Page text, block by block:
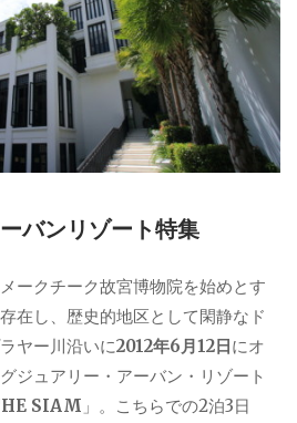
バンリゾート特集
ークチーク故宮博物院を始めとす
在し、歴史的地区として閑静なド
ヤー川沿いに2012年6月12日にオ
ジュアリー・アーバン・リゾート
SIAM 」。こちらでの2泊3日